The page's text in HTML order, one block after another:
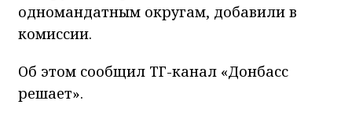
одномандатным округам, добавили в
комиссии.
Об этом сообщил ТГ-канал «Донбасс
решает».